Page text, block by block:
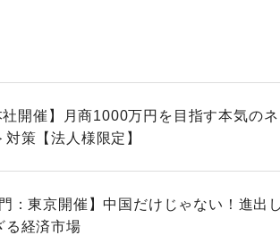
開催】月商1000万円を目指す本気の
策【法人様限定】
：東京開催】中国だけじゃない！進出
る経済市場